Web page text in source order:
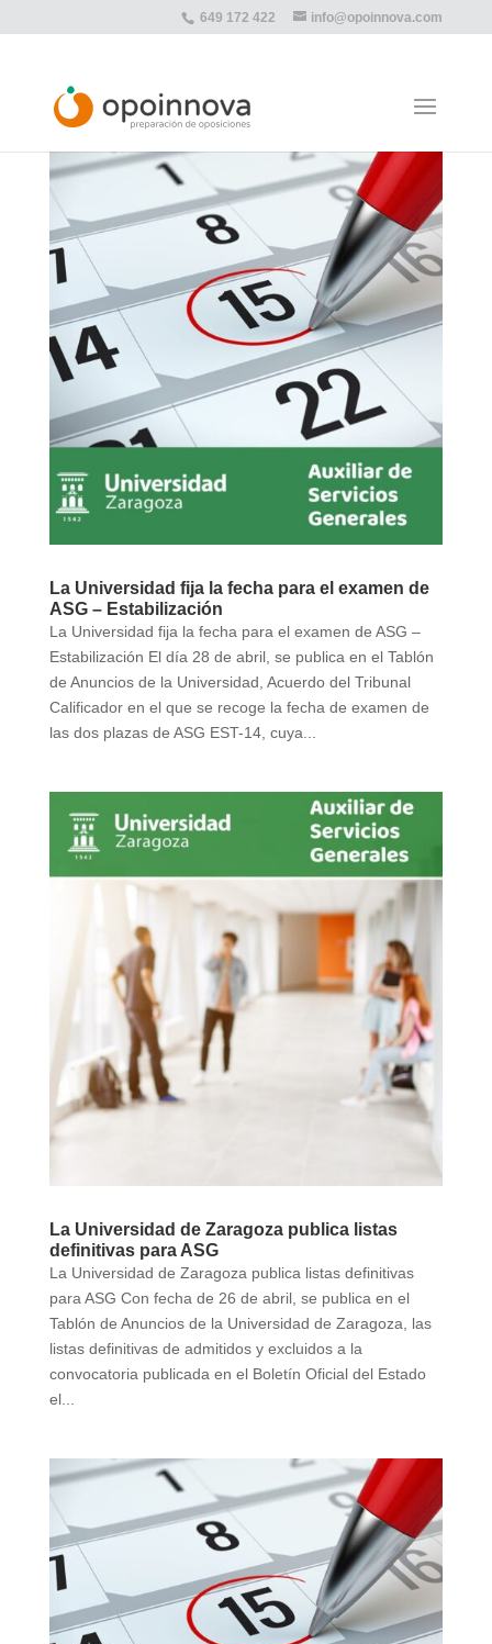
649 172 422 info@opoinnova.com
La Universidad fija la fecha para el examen de
ASG – Estabilización
La Universidad fija la fecha para el examen de ASG –
Estabilización El día 28 de abril, se publica en el Tablón
de Anuncios de la Universidad, Acuerdo del Tribunal
Calificador en el que se recoge la fecha de examen de
las dos plazas de ASG EST-14, cuya...
La Universidad de Zaragoza publica listas
definitivas para ASG
La Universidad de Zaragoza publica listas definitivas
para ASG Con fecha de 26 de abril, se publica en el
Tablón de Anuncios de la Universidad de Zaragoza, las
listas definitivas de admitidos y excluidos a la
convocatoria publicada en el Boletín Oficial del Estado
el...